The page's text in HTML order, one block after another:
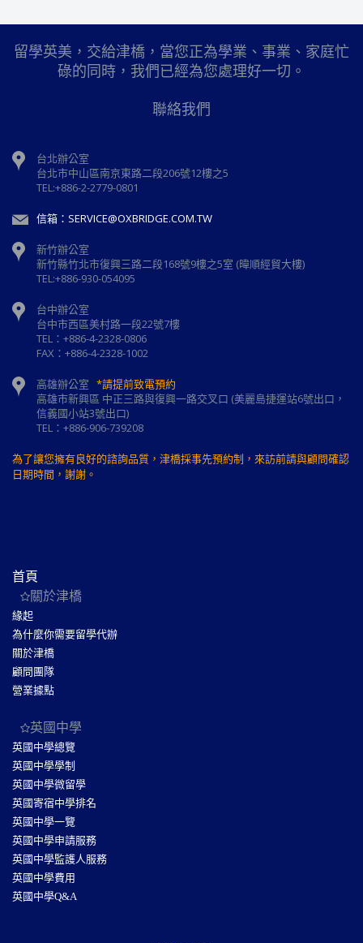
留學英美，交給津橋，當您正為學業、事業、家庭忙
碌的同時，我們已經為您處理好一切。
聯絡我們
台北辦公室
台北市中山區南京東路二段206號12樓之5
TEL:+886-2-2779-0801
信箱：SERVICE@OXBRIDGE.COM.TW
新竹辦公室
新⽵縣⽵北市復興三路⼆段168號9樓之5室 (暐順經貿大樓)
TEL:+886-930-054095
台中辦公室
台中市西區美村路一段22號7樓
TEL：+886-4-2328-0806
FAX：+886-4-2328-1002
高雄辦公室 *請提前致電預約
高雄市新興區 中正三路與復興一路交叉口 (美麗島捷運站6號出口，
信義國小站3號出口)
TEL：+886-906-739208
為了讓您擁有良好的諮詢品質，津橋採事先預約制，來訪前請與顧問確認
日期時間，謝謝。
首頁
關於津橋
緣起
為什麼你需要留學代辦
關於津橋
顧問團隊
營業據點
英國中學
英國中學總覽
英國中學學制
英國中學微留學
英國寄宿中學排名
英國中學一覽
英國中學申請服務
英國中學監護人服務
英國中學費用
英國中學Q&A